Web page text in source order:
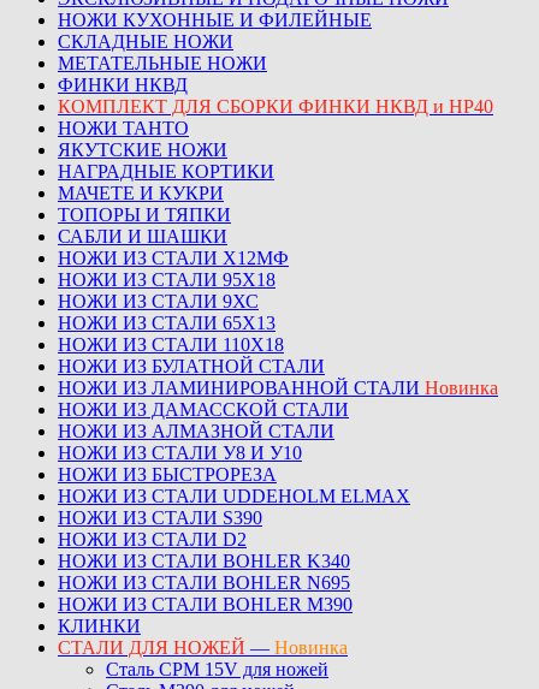
НОЖИ КУХОННЫЕ И ФИЛЕЙНЫЕ
СКЛАДНЫЕ НОЖИ
МЕТАТЕЛЬНЫЕ НОЖИ
ФИНКИ НКВД
КОМПЛЕКТ ДЛЯ СБОРКИ ФИНКИ НКВД и НР40
НОЖИ ТАНТО
ЯКУТСКИЕ НОЖИ
НАГРАДНЫЕ КОРТИКИ
МАЧЕТЕ И КУКРИ
ТОПОРЫ И ТЯПКИ
САБЛИ И ШАШКИ
НОЖИ ИЗ СТАЛИ Х12МФ
НОЖИ ИЗ СТАЛИ 95Х18
НОЖИ ИЗ СТАЛИ 9ХС
НОЖИ ИЗ СТАЛИ 65Х13
НОЖИ ИЗ СТАЛИ 110Х18
НОЖИ ИЗ БУЛАТНОЙ СТАЛИ
НОЖИ ИЗ ЛАМИНИРОВАННОЙ СТАЛИ Новинка
НОЖИ ИЗ ДАМАССКОЙ СТАЛИ
НОЖИ ИЗ АЛМАЗНОЙ СТАЛИ
НОЖИ ИЗ СТАЛИ У8 И У10
НОЖИ ИЗ БЫСТРОРЕЗА
НОЖИ ИЗ СТАЛИ UDDEHOLM ELMAX
НОЖИ ИЗ СТАЛИ S390
НОЖИ ИЗ СТАЛИ D2
НОЖИ ИЗ СТАЛИ BOHLER K340
НОЖИ ИЗ СТАЛИ BOHLER N695
НОЖИ ИЗ СТАЛИ BOHLER M390
КЛИНКИ
СТАЛИ ДЛЯ НОЖЕЙ — Новинка
Сталь CPM 15V для ножей